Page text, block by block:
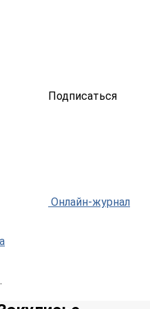
Подписаться
Онлайн-журнал